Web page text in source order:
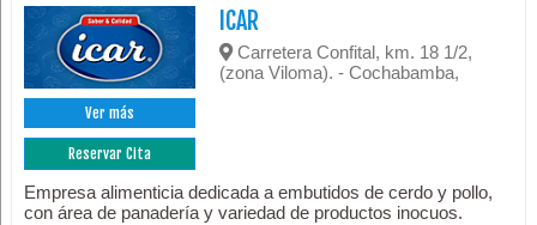
Ver más
Reservar Cita
ICAR
Carretera Confital, km. 18 1/2,
(zona Viloma). - Cochabamba,
Empresa alimenticia dedicada a embutidos de cerdo y pollo,
con área de panadería y variedad de productos inocuos.